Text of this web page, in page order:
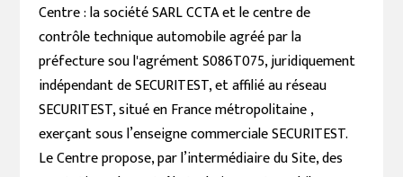
Centre : la société SARL CCTA et le centre de
contrôle technique automobile agréé par la
préfecture sou l'agrément S086T075, juridiquement
indépendant de SECURITEST, et affilié au réseau
SECURITEST, situé en France métropolitaine ,
exerçant sous l’enseigne commerciale SECURITEST.
Le Centre propose, par l’intermédiaire du Site, des